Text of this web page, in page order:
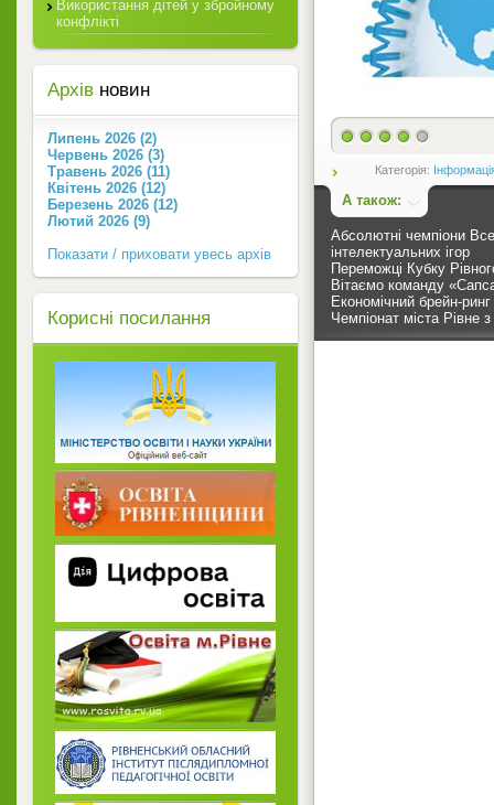
Категорія:
А також:
Абсолютні чемпіони
інтелектуальних ігор
Переможці Кубку
Вітаємо команду
Економічний брейн-ринг
Чемпіонат міста Рівне
Використання дітей у збройному
конфлікті
Архів новин
Липень 2026 (2)
Червень 2026 (3)
Травень 2026 (11)
Квітень 2026 (12)
Березень 2026 (12)
Лютий 2026 (9)
Показати / приховати увесь архів
Корисні посилання